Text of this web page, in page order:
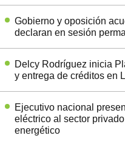
Gobierno y oposición
declaran en sesión
Delcy Rodríguez inicia
y entrega de créditos en
Ejecutivo nacional
eléctrico al sector
energético